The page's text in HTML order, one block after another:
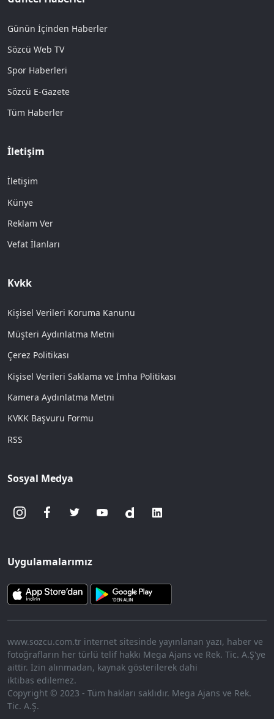
Günün İçinden Haberler
Sözcü Web TV
Spor Haberleri
Sözcü E-Gazete
Tüm Haberler
İletişim
İletişim
Künye
Reklam Ver
Vefat İlanları
Kvkk
Kişisel Verileri Koruma Kanunu
Müşteri Aydınlatma Metni
Çerez Politikası
Kişisel Verileri Saklama ve İmha Politikası
Kamera Aydınlatma Metni
KVKK Başvuru Formu
RSS
Sosyal Medya
Uygulamalarımız
www.sozcu.com.tr internet sitesinde yayınlanan yazı, haber ve
fotoğrafların her türlü telif hakkı Mega Ajans ve Rek. Tic. A.Ş'ye
aittir. İzin alınmadan, kaynak gösterilerek dahi
iktibas edilemez.
Copyright © 2023 - Tüm hakları saklıdır. Mega Ajans ve Rek.
Tic. A.Ş.